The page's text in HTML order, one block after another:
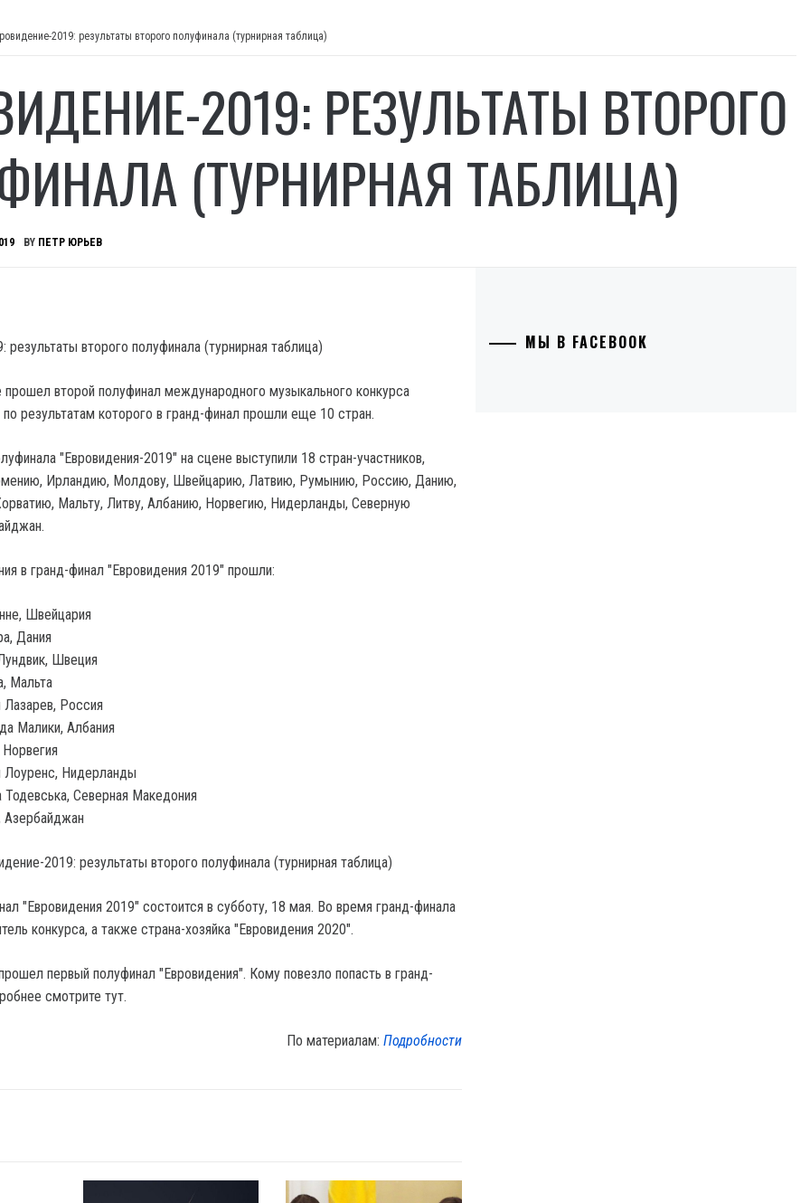
2019: результаты второго полуфинала (турнирная таблица)
2019: РЕЗУЛЬТАТЫ ВТОРОГО
(ТУРНИРНАЯ ТАБЛИЦА)
BY ПЕТР ЮРЬЕВ
прошел второй полуфинал международного музыкального конкурса
результатам которого в гранд-финал прошли еще 10 стран.
"Евровидения-2019" на сцене выступили 18 стран-участников,
Ирландию, Молдову, Швейцарию, Латвию, Румынию, Россию, Данию,
Мальту, Литву, Албанию, Норвегию, Нидерланды, Северную
в гранд-финал "Евровидения 2019" прошли:​
Швейцария
Дания
Швеция
Мальта
Лазарев, Россия
Малики, Албания
Норвегия
Лоуренс, Нидерланды
Тодевська, Северная Македония
Азербайджан
"Евровидения 2019" состоится в субботу, 18 мая. Во время гранд-финала
конкурса, а также страна-хозяйка "Евровидения 2020".
первый полуфинал "Евровидения". Кому повезло попасть в гранд-
смотрите тут.
По материалам:Подробности
МЫ В FACEBOOK